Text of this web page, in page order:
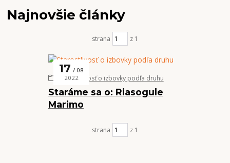
Najnovšie články
strana z 1
Staráme sa o: Riasogule
Marimo
17
08
2022
Starostlivosť o izbovky podľa druhu
strana z 1